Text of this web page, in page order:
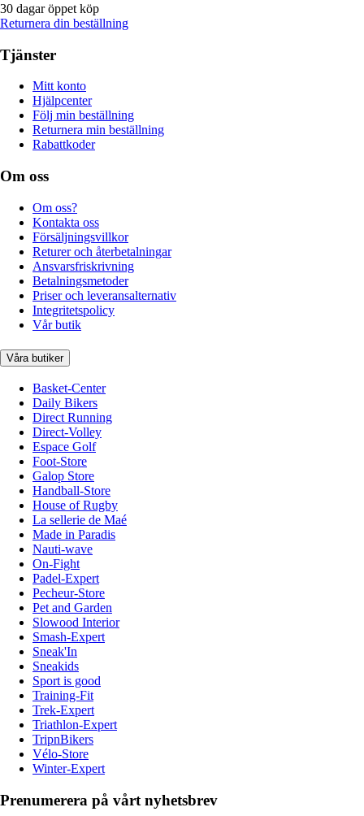
30 dagar öppet köp
Returnera din beställning
Tjänster
Mitt konto
Hjälpcenter
Följ min beställning
Returnera min beställning
Rabattkoder
Om oss
Om oss?
Kontakta oss
Försäljningsvillkor
Returer och återbetalningar
Ansvarsfriskrivning
Betalningsmetoder
Priser och leveransalternativ
Integritetspolicy
Vår butik
Våra butiker
Basket-Center
Daily Bikers
Direct Running
Direct-Volley
Espace Golf
Foot-Store
Galop Store
Handball-Store
House of Rugby
La sellerie de Maé
Made in Paradis
Nauti-wave
On-Fight
Padel-Expert
Pecheur-Store
Pet and Garden
Slowood Interior
Smash-Expert
Sneak'In
Sneakids
Sport is good
Training-Fit
Trek-Expert
Triathlon-Expert
TripnBikers
Vélo-Store
Winter-Expert
Prenumerera på vårt nyhetsbrev